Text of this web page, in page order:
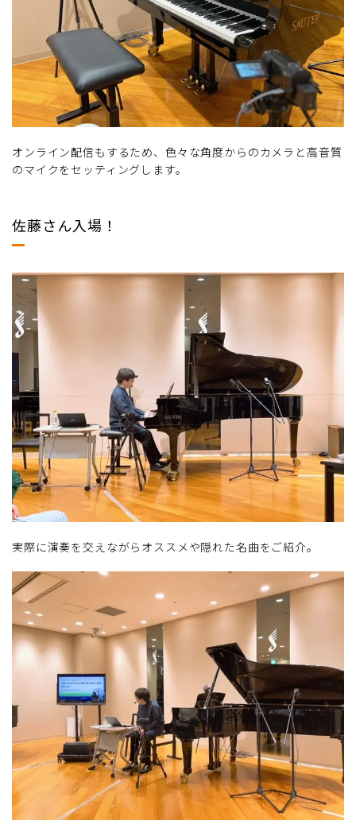
オンライン配信もするため、色々な角度からのカメラと高音質
のマイクをセッティングします。
佐藤さん入場！
実際に演奏を交えながらオススメや隠れた名曲をご紹介。